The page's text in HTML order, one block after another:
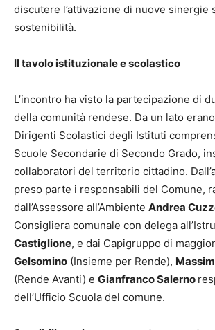
discutere l’attivazione di nuove sinergie
sostenibilità.
Il tavolo istituzionale e scolastico
L’incontro ha visto la partecipazione di
della comunità rendese. Da un lato
Dirigenti Scolastici degli Istituti
Scuole Secondarie di Secondo Grado,
collaboratori del territorio cittadino.
preso parte i responsabili del Comune,
dall’Assessore all’Ambiente Andrea
Consigliera comunale con delega
Castiglione, e dai Capigruppo di
Gelsomino (Insieme per Rende),
(Rende Avanti) e Gianfranco Salerno
dell’Ufficio Scuola del comune.